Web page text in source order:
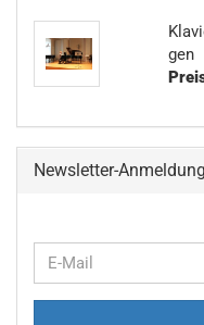
gen
Newsletter-Anmeldung
WEITER
ZUR
NEWSLETTER-
E-
Mail